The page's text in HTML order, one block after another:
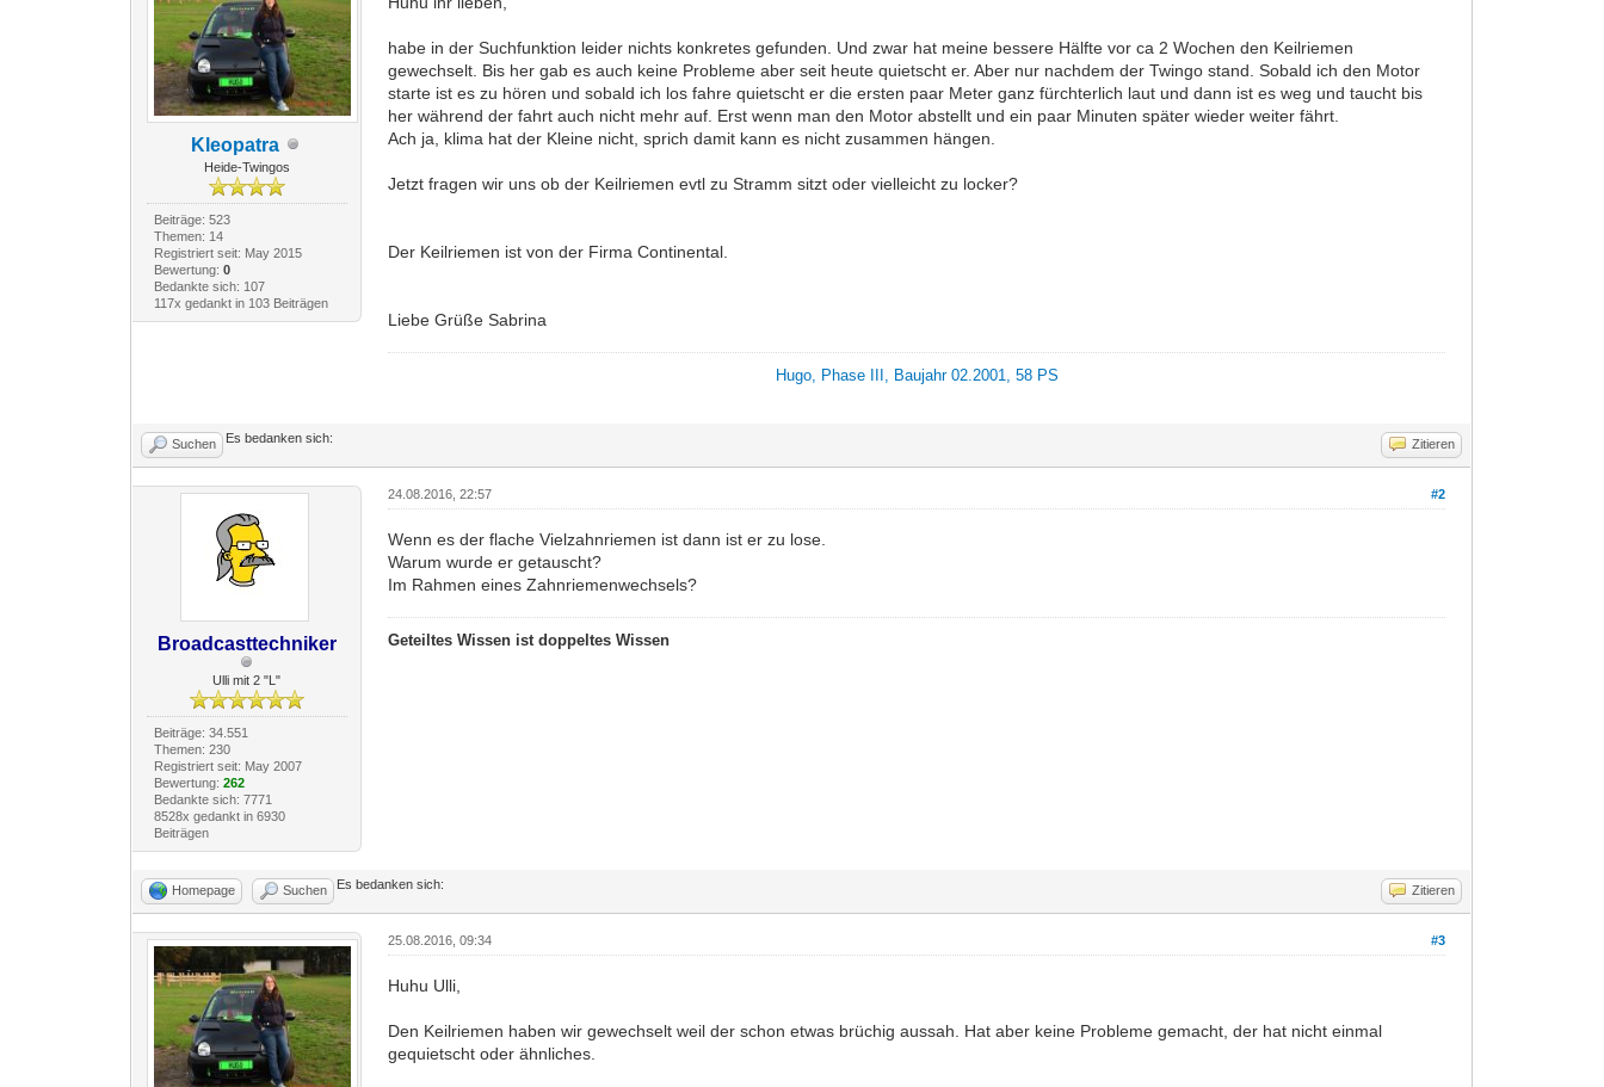
Kleopatra
Heide-Twingos
Beiträge: 523
Themen: 14
Registriert seit: May 2015
Bewertung: 0
Bedankte sich: 107
117x gedankt in 103 Beiträgen
habe in der Suchfunktion leider nichts konkretes gefunden. Und zwar hat meine bessere Hälfte vor ca 2 Wochen den Keilriemen
gewechselt. Bis her gab es auch keine Probleme aber seit heute quietscht er. Aber nur nachdem der Twingo stand. Sobald ich den Motor
starte ist es zu hören und sobald ich los fahre quietscht er die ersten paar Meter ganz fürchterlich laut und dann ist es weg und taucht bis
her während der fahrt auch nicht mehr auf. Erst wenn man den Motor abstellt und ein paar Minuten später wieder weiter fährt.
Ach ja, klima hat der Kleine nicht, sprich damit kann es nicht zusammen hängen.
Jetzt fragen wir uns ob der Keilriemen evtl zu Stramm sitzt oder vielleicht zu locker?
Der Keilriemen ist von der Firma Continental.
Liebe Grüße Sabrina
Hugo, Phase III, Baujahr 02.2001, 58 PS
Suchen Zitieren
Es bedanken sich:
Broadcasttechniker
Ulli mit 2 "L"
Beiträge: 34.551
Themen: 230
Registriert seit: May 2007
Bewertung: 262
Bedankte sich: 7771
8528x gedankt in 6930
Beiträgen
#2
24.08.2016, 22:57
Wenn es der flache Vielzahnriemen ist dann ist er zu lose.
Warum wurde er getauscht?
Im Rahmen eines Zahnriemenwechsels?
Geteiltes Wissen ist doppeltes Wissen
Homepage Suchen Zitieren
Es bedanken sich:
#3
25.08.2016, 09:34
Huhu Ulli,
Den Keilriemen haben wir gewechselt weil der schon etwas brüchig aussah. Hat aber keine Probleme gemacht, der hat nicht einmal
gequietscht oder ähnliches.